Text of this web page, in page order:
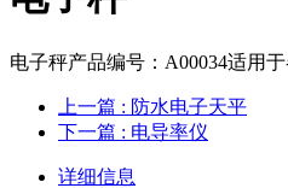
电子秤产品编号：A00034适用
上一篇 : 防水电子天平
下一篇 : 电导率仪
详细信息